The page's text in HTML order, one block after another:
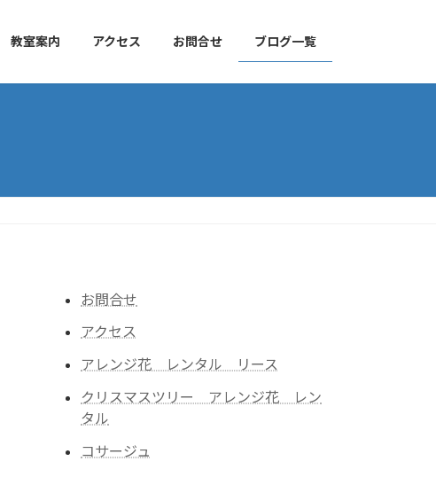
教室案内 アクセス お問合せ ブログ一覧
お問合せ
アクセス
アレンジ花 レンタル リース
クリスマスツリー アレンジ花 レン
タル
コサージュ